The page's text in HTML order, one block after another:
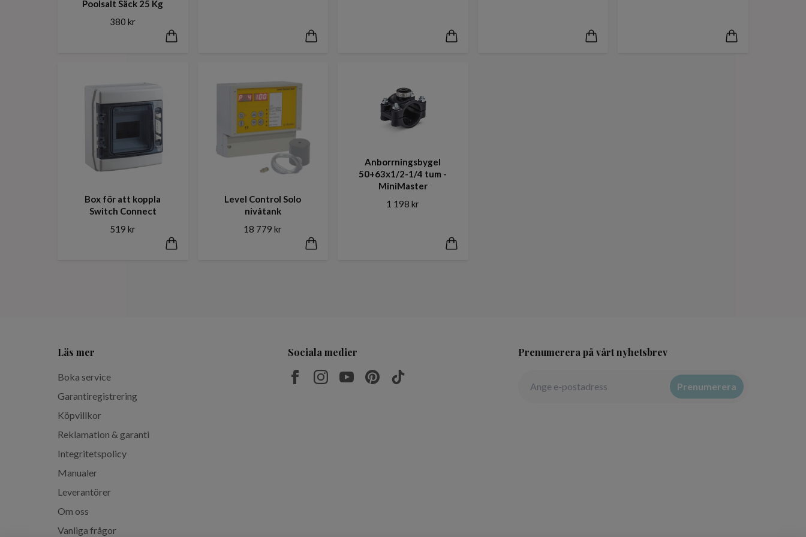
Poolsalt Säck 25 Kg
380 kr
Box för att koppla
Switch Connect
519 kr
Level Control Solo
nivåtank
18 779 kr
Anborrningsbygel
50+63x1/2-1/4 tum -
MiniMaster
1 198 kr
Läs mer
Boka service
Garantiregistrering
Köpvillkor
Reklamation & garanti
Integritetspolicy
Manualer
Leverantörer
Om oss
Vanliga frågor
Sociala medier Prenumerera på vårt nyhetsbrev
Prenumerera